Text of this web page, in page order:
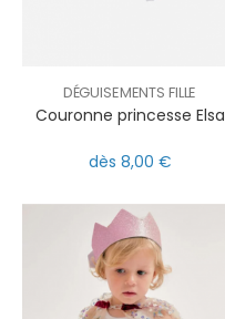
DÉGUISEMENTS FILLE
Couronne princesse Elsa
dès 8,00 €